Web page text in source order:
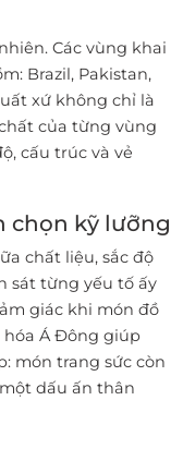
Các vùng khai
Brazil, Pakistan,
xứ không chỉ là
của từng vùng
cấu trúc và vẻ
chọn kỹ lưỡng
chất liệu, sắc độ
sát từng yếu tố ấy
giác khi món đồ
hóa Á Đông giúp
món trang sức còn
dấu ấn thân